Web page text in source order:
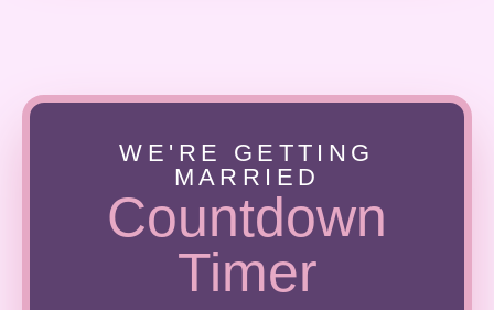
WE'RE GETTING
MARRIED
Countdown
Timer